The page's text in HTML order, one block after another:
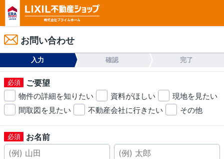
お問い合わせ
入力 確認 完了
ご要望
物件の詳細を知りたい 資料がほしい
現地を見たい
間取図を見たい
不動産会社に行きたい その他
お名前